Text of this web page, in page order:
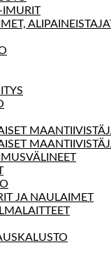
IMURIT
JA NAULAIMET